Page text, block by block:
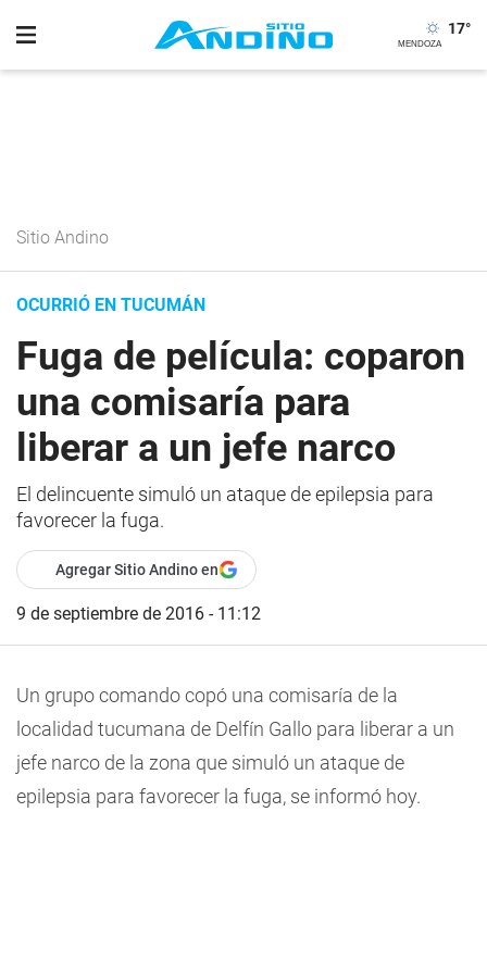
17°
Sitio Andino
OCURRIÓ EN TUCUMÁN
Fuga de película: coparon
una comisaría para
liberar a un jefe narco
El delincuente simuló un ataque de epilepsia para
favorecer la fuga.
Agregar Sitio Andino en
9 de septiembre de 2016 - 11:12
Un grupo comando copó una comisaría de la
localidad tucumana de Delfín Gallo para liberar a un
jefe narco de la zona que simuló un ataque de
epilepsia para favorecer la fuga, se informó hoy.